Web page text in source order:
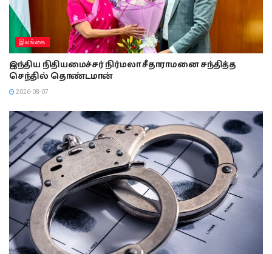
இலங்கை
இந்திய நிதியமைச்சர் நிர்மலா சீதாராமனை சந்தித்த
செந்தில் தொண்டமான்
2026-08-07